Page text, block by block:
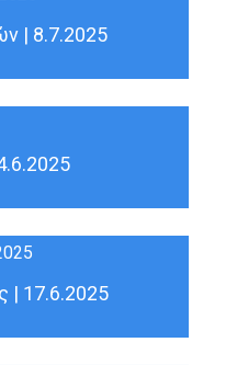
| 8.7.2025
| 17.6.2025